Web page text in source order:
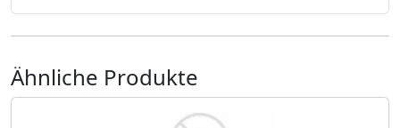
Ähnliche Produkte